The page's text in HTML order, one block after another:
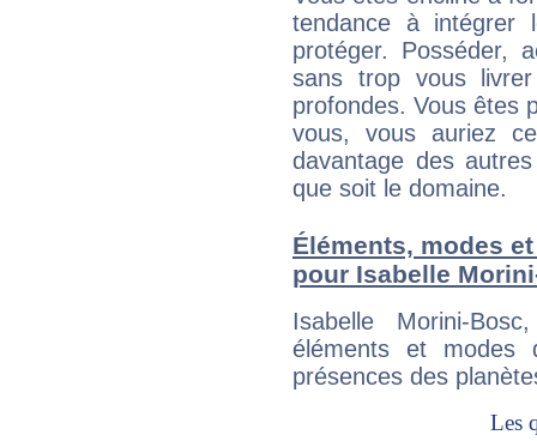
tendance à
protéger. Posséder,
sans trop vous
profondes. Vous êtes
vous, vous auriez
davantage des
que soit le domaine.
Éléments, modes
pour Isabelle
Isabelle Morini-
éléments et modes
présences des